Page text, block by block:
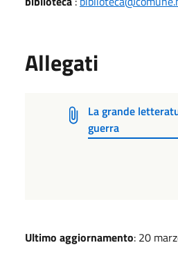
Allegati
La grande
guerra
Ultimo aggiornamento: 20